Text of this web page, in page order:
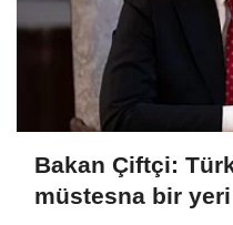
Bakan Çiftçi:
müstesna bir